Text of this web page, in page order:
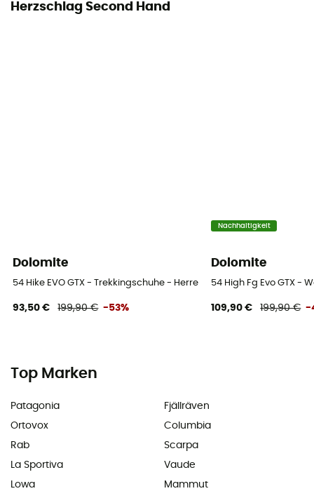
Herzschlag Second Hand
Dolomite
54 Hike EVO GTX - Trekkingschuhe - Herren
93,50 € 199,90 € -53%
Nachhaltigkeit
Dolomite
54 High Fg Evo GTX -
109,90 € 199,90 € -
Top Marken
Patagonia
Ortovox
Rab
La Sportiva
Lowa
Fjällräven
Columbia
Scarpa
Vaude
Mammut